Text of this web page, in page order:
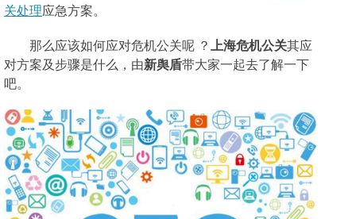
关处理应急方案。
那么应该如何应对危机公关呢 ？ 上海危机公关其应
对方案及步骤是什么，由新舆盾带大家一起去了解一下
吧。